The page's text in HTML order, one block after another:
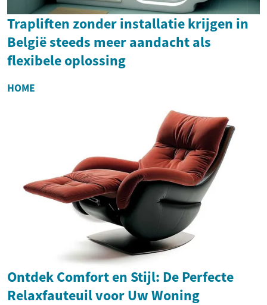
Trapliften zonder installatie krijgen in
België steeds meer aandacht als
flexibele oplossing
HOME
Ontdek Comfort en Stijl: De Perfecte
Relaxfauteuil voor Uw Woning